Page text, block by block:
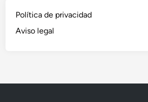
Política de privacidad
Aviso legal